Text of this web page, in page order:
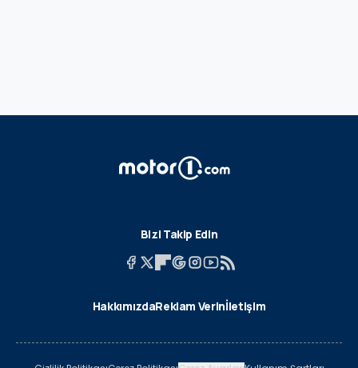
Bizi Takip Edin
HakkımızdaReklam Verinİletişim